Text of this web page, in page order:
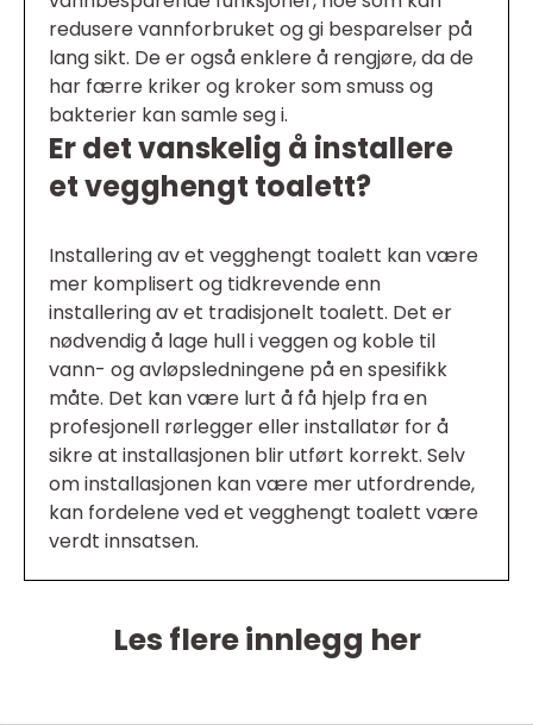
redusere vannforbruket og gi besparelser på
lang sikt. De er også enklere å rengjøre, da de
har færre kriker og kroker som smuss og
bakterier kan samle seg i.
Er det vanskelig å installere
et vegghengt toalett?
Installering av et vegghengt toalett kan være
mer komplisert og tidkrevende enn
installering av et tradisjonelt toalett. Det er
nødvendig å lage hull i veggen og koble til
vann- og avløpsledningene på en spesifikk
måte. Det kan være lurt å få hjelp fra en
profesjonell rørlegger eller installatør for å
sikre at installasjonen blir utført korrekt. Selv
om installasjonen kan være mer utfordrende,
kan fordelene ved et vegghengt toalett være
verdt innsatsen.
Les flere innlegg her